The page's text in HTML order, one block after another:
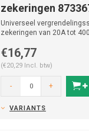
zekeringen
Universeel
zekeringen van 20A tot
€16,77
(€20,29 Incl. btw)
- +
VARIANTS